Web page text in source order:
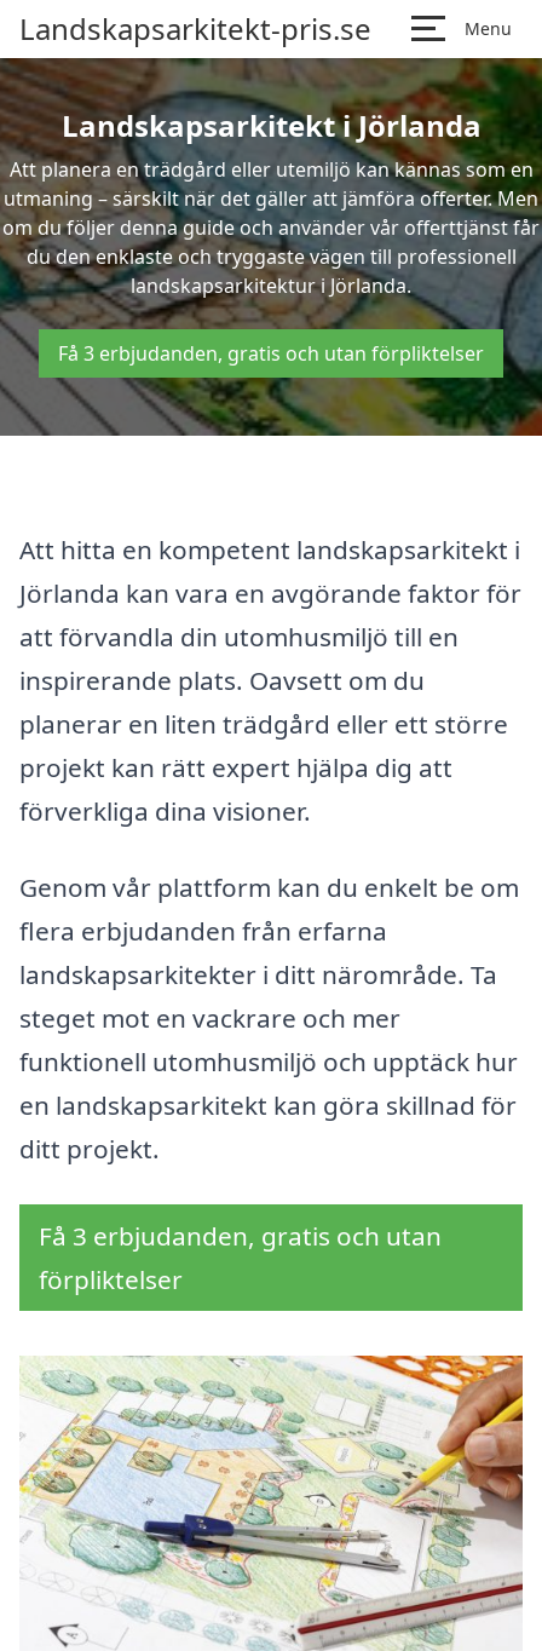
Landskapsarkitekt-pris.se Menu
Landskapsarkitekt i Jörlanda
Att planera en trädgård eller utemiljö kan kännas som en
utmaning – särskilt när det gäller att jämföra offerter. Men
om du följer denna guide och använder vår offerttjänst får
du den enklaste och tryggaste vägen till professionell
landskapsarkitektur i Jörlanda.
Få 3 erbjudanden, gratis och utan förpliktelser
Att hitta en kompetent landskapsarkitekt i
Jörlanda kan vara en avgörande faktor för
att förvandla din utomhusmiljö till en
inspirerande plats. Oavsett om du
planerar en liten trädgård eller ett större
projekt kan rätt expert hjälpa dig att
förverkliga dina visioner.
Genom vår plattform kan du enkelt be om
flera erbjudanden från erfarna
landskapsarkitekter i ditt närområde. Ta
steget mot en vackrare och mer
funktionell utomhusmiljö och upptäck hur
en landskapsarkitekt kan göra skillnad för
ditt projekt.
Få 3 erbjudanden, gratis och utan
förpliktelser